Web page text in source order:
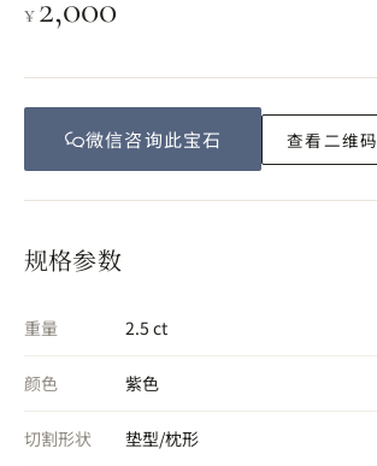
¥
微信咨询此宝石 查看二维码
规格参数
重量 2.5 ct
颜色 紫色
切割形状 垫型/枕形